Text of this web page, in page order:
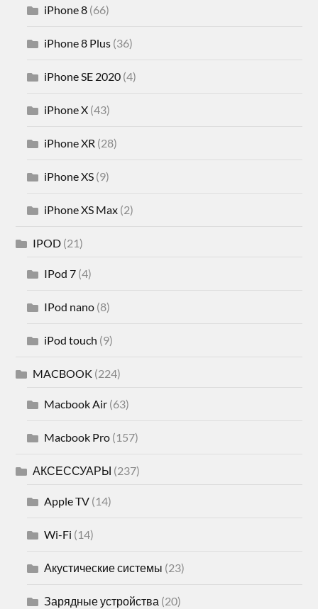
iPhone 8 (66)
iPhone 8 Plus (36)
iPhone SE 2020 (4)
iPhone X (43)
iPhone XR (28)
iPhone XS (9)
iPhone XS Max (2)
IPOD (21)
IPod 7 (4)
IPod nano (8)
iPod touch (9)
MACBOOK (224)
Macbook Air (63)
Macbook Pro (157)
АКСЕССУАРЫ (237)
Apple TV (14)
Wi-Fi (14)
Акустические системы (23)
Зарядные устройства (20)